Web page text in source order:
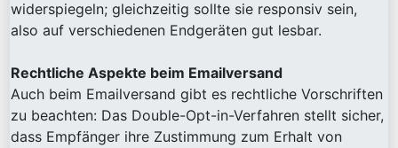
widerspiegeln; gleichzeitig sollte sie responsiv sein,
also auf verschiedenen Endgeräten gut lesbar.
Rechtliche Aspekte beim Emailversand
Auch beim Emailversand gibt es rechtliche Vorschriften
zu beachten: Das Double-Opt-in-Verfahren stellt sicher,
dass Empfänger ihre Zustimmung zum Erhalt von